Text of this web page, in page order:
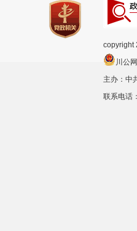
川公
主办：中
联系电话